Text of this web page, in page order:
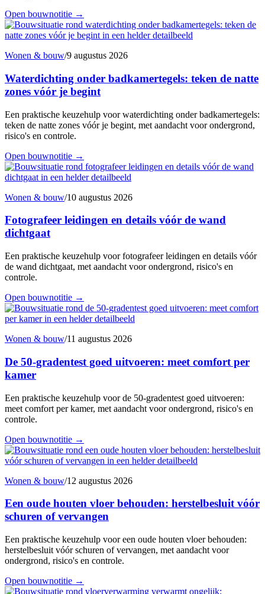
Open bouwnotitie →
Wonen & bouw/9 augustus 2026
Waterdichting onder badkamertegels: teken de natte
zones vóór je begint
Een praktische keuzehulp voor waterdichting onder badkamertegels:
teken de natte zones vóór je begint, met aandacht voor ondergrond,
risico's en controle.
Open bouwnotitie →
Wonen & bouw/10 augustus 2026
Fotografeer leidingen en details vóór de wand
dichtgaat
Een praktische keuzehulp voor fotografeer leidingen en details vóór
de wand dichtgaat, met aandacht voor ondergrond, risico's en
controle.
Open bouwnotitie →
Wonen & bouw/11 augustus 2026
De 50-gradentest goed uitvoeren: meet comfort per
kamer
Een praktische keuzehulp voor de 50-gradentest goed uitvoeren:
meet comfort per kamer, met aandacht voor ondergrond, risico's en
controle.
Open bouwnotitie →
Wonen & bouw/12 augustus 2026
Een oude houten vloer behouden: herstelbesluit vóór
schuren of vervangen
Een praktische keuzehulp voor een oude houten vloer behouden:
herstelbesluit vóór schuren of vervangen, met aandacht voor
ondergrond, risico's en controle.
Open bouwnotitie →